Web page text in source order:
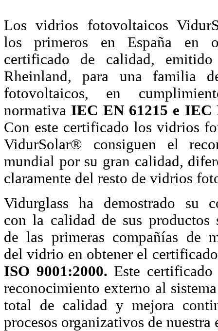
Los vidrios fotovoltaicos
los primeros en España en
certificado de calidad,
Rheinland, para una familia
fotovoltaicos, en
normativa IEC EN 61215 e IEC
Con este certificado los vidrios
VidurSolar® consiguen el
mundial por su gran calidad,
claramente del resto de vidrios
Vidurglass ha demostrado su
con la calidad de sus productos
de las primeras compañías de
del vidrio en obtener el
ISO 9001:2000. Este
reconocimiento externo al
total de calidad y mejora
procesos organizativos de nuestra